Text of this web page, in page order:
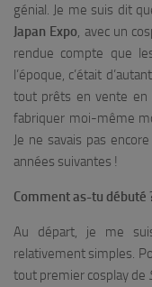
génial. Je me suis dit
Japan Expo, avec un
rendue compte que
l’époque, c’était
tout prêts en vente
fabriquer moi-même
Je ne savais pas
années suivantes !
Comment as-tu débuté
Au départ, je me
relativement simples.
tout premier cosplay de